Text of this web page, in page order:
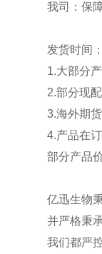
我司：保
发货时间：
1.大部分
2.部分现
3.海外期
4.产品在
部分产品
亿迅生物
并严格秉
我们都严